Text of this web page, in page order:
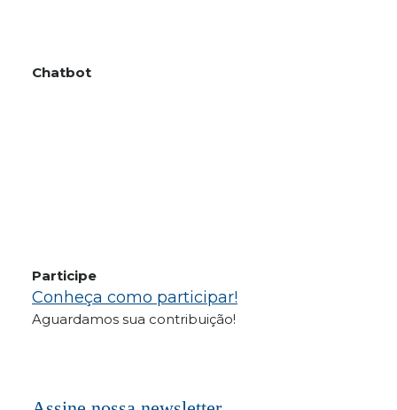
Chatbot
Participe
Conheça como participar!
Aguardamos sua contribuição!